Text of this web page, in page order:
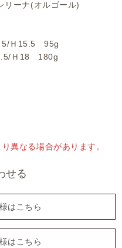
リーナ(オルゴール)
5/Ｈ15.5 95g
Ｈ18 180g
異なる場合があります。
せる
はこちら
はこちら